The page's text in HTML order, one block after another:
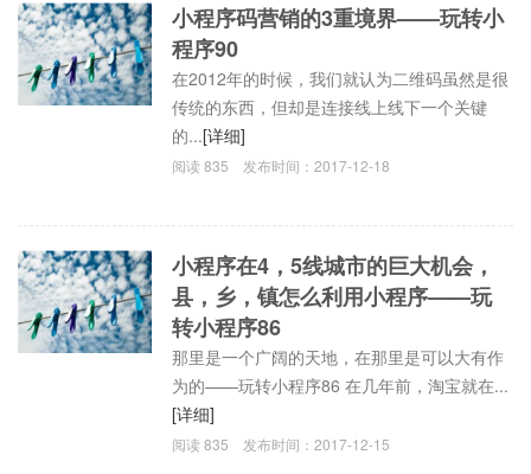
小程序码营销的3重境界——玩转小
程序90
在2012年的时候，我们就认为二维码虽然是很
传统的东西，但却是连接线上线下一个关键
的...[详细]
阅读835 发布时间：2017-12-18
小程序在4，5线城市的巨大机会，
县，乡，镇怎么利用小程序——玩
转小程序86
那里是一个广阔的天地，在那里是可以大有作
为的——玩转小程序86 在几年前，淘宝就在...
[详细]
阅读835 发布时间：2017-12-15